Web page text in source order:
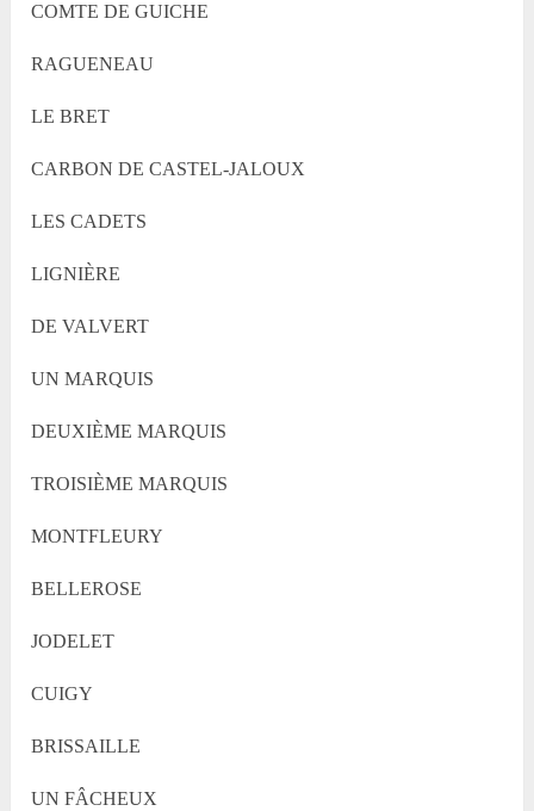
COMTE DE GUICHE
RAGUENEAU
LE BRET
CARBON DE CASTEL-JALOUX
LES CADETS
LIGNIÈRE
DE VALVERT
UN MARQUIS
DEUXIÈME MARQUIS
TROISIÈME MARQUIS
MONTFLEURY
BELLEROSE
JODELET
CUIGY
BRISSAILLE
UN FÂCHEUX